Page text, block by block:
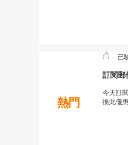
熱門
已
訂閱郵
今天訂
換此優